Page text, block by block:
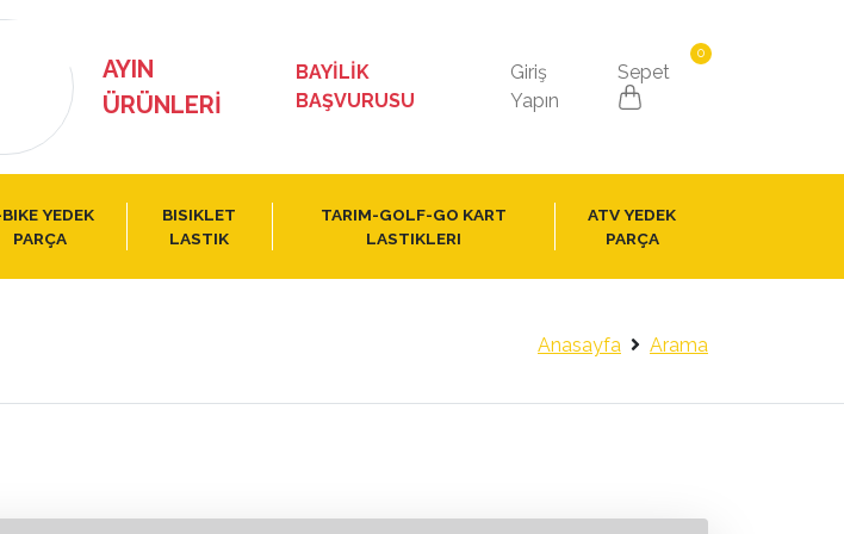
AYIN
ÜRÜNLERI
BAYİLİK
BAŞVURUSU
Giriş
Yapın
Sepet
0
YEDEK
PARÇA
BISIKLET
LASTIK
TARIM-GOLF-GO KART
LASTIKLERI
ATV YEDEK
PARÇA
Anasayfa Arama